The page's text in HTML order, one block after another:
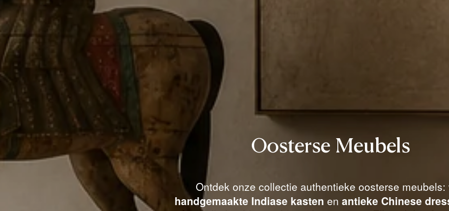
Oosterse Meubels
Ontdek onze collectie authentieke oosterse meubels:
handgemaakte Indiase kasten en antieke Chinese